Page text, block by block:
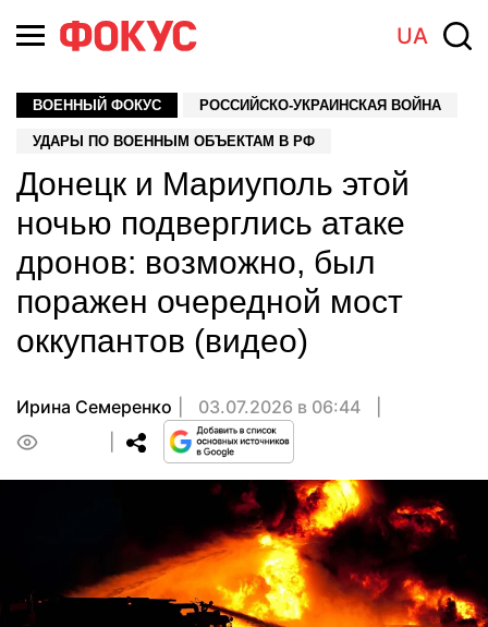
UA
ВОЕННЫЙ ФОКУС РОССИЙСКО-УКРАИНСКАЯ ВОЙНА
УДАРЫ ПО ВОЕННЫМ ОБЪЕКТАМ В РФ
Донецк и Мариуполь этой
ночью подверглись атаке
дронов: возможно, был
поражен очередной мост
оккупантов (видео)
Ирина Семеренко
03.07.2026 в 06:44